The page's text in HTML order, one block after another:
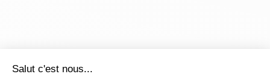
Salut c'est nous...